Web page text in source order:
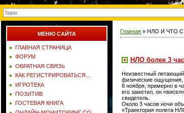
МЕНЮ САЙТА
ГЛАВНАЯ СТРАНИЦА
ФОРУМ
ОБРАТНАЯ СВЯЗЬ
КАК РЕГИСТРИРОВАТЬСЯ...
ИГРОТЕКА
ПОЗИТИВ
ГОСТЕВАЯ КНИГА
Главная » НЛО И ЧТО
НЛО более 3
Неизвестный
физические ощущения,
8 ноября, примерно в
его заметил, он
свидетель.
Около 3 часов ночи
«Траектория полета